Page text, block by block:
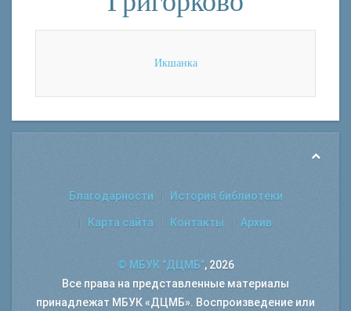
Икшанка
Благодарности История библиотеки
Карта сайта Контакты Архив
© МБУК "ДЦМБ", 2026
Все права на представленные материалы
принадлежат МБУК «ДЦМБ». Воспроизведение или